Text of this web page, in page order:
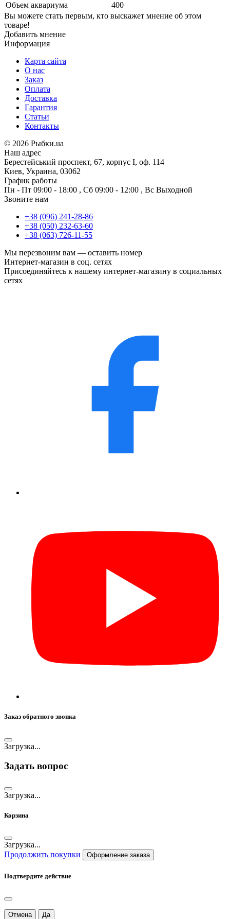
Объем аквариума
400
Вы можете стать первым, кто выскажет мнение об этом
товаре!
Добавить мнение
Информация
Карта сайта
О нас
Заказ
Оплата
Доставка
Гарантия
Статьи
Контакты
© 2026 Рыбки.ua
Наш адрес
Берестейський проспект, 67, корпус I, оф. 114
Киев, Украина, 03062
График работы
Пн - Пт 09:00 - 18:00 , Сб 09:00 - 12:00 , Вс Выходной
Звоните нам
+38 (096) 241-28-86
+38 (050) 232-63-60
+38 (063) 726-11-55
Мы перезвоним вам — оставить номер
Интернет-магазин в соц. сетях
Присоединяйтесь к нашему интернет-магазину в социальных
сетях
Заказ обратного звонка
Загрузка...
Задать вопрос
Загрузка...
Корзина
Загрузка...
Продолжить покупки
Оформление заказа
Подтвердите действие
Отмена Да